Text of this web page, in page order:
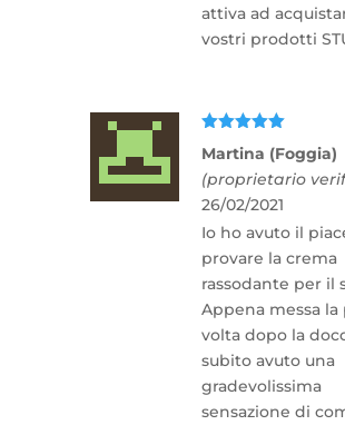
attiva ad
vostri prodotti
su 5
Martina (Foggia)
(proprietario
26/02/2021
Io ho avuto il
provare la crema
rassodante per il
Appena messa la
volta dopo la
subito avuto una
gradevolissima
sensazione di